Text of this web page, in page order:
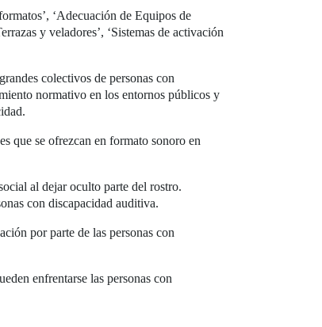
‘Adecuación de Equipos de
y veladores’, ‘Sistemas de activación
colectivos de personas con
normativo en los entornos públicos y
que se ofrezcan en formato sonoro en
al dejar oculto parte del rostro.
con discapacidad auditiva.
por parte de las personas con
enfrentarse las personas con